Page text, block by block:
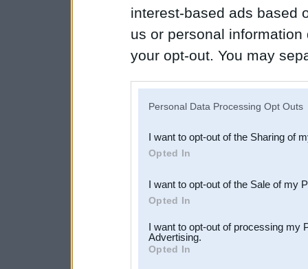
interest-based ads based
us or personal
your opt-out. You may
Downstream Participants
third parties.
Personal Data Processing Opt Outs
I want to opt-out of the Sharing of
Opted In
I want to opt-out of the Sale of my
Opted In
I want to opt-out of processing my
Advertising.
Opted In